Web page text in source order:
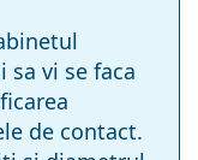
vi se faca
de contact.